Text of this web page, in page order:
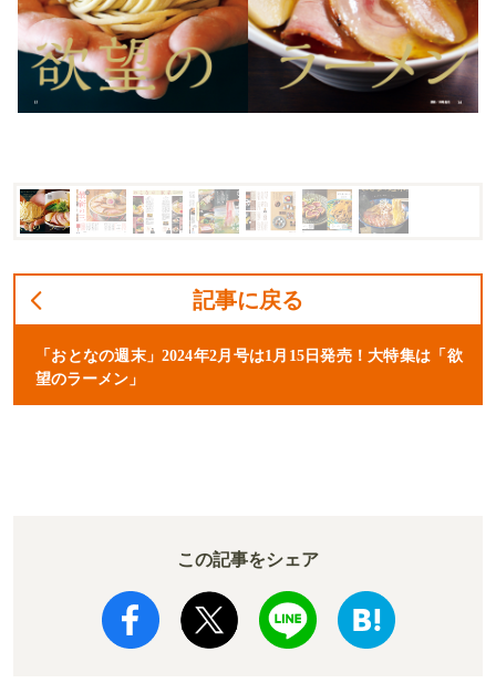
記事に戻る
「おとなの週末」2024年2月号は1月15日発売！大特集は「欲
望のラーメン」
この記事をシェア